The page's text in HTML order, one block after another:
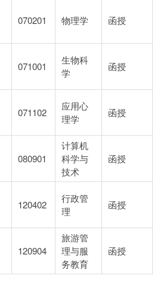
070201 物理学 函授
071001
生物科
学
函授
071102
应用心
理学
函授
080901
计算机
科学与
技术
函授
120402
行政管
理
函授
120904
旅游管
理与服
务教育
函授